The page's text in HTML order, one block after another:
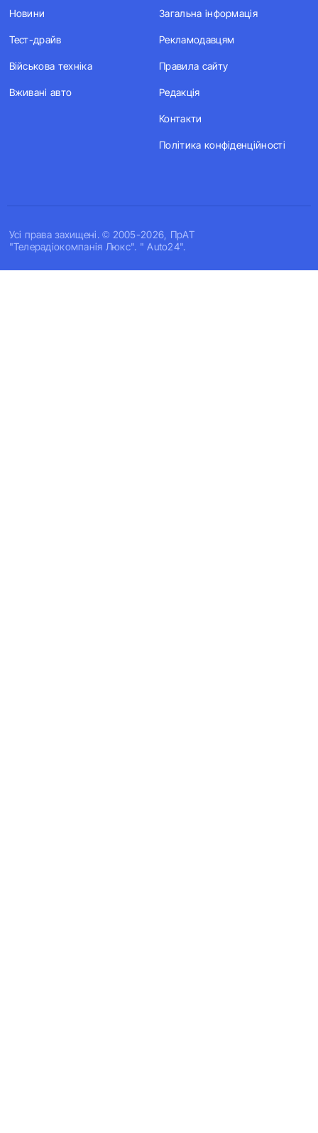
Усi права захищенi. © 2005-2026, ПрАТ
"Телерадіокомпанія Люкс". " Auto24".
Новини
Тест-драйв
Військова техніка
Вживані авто
Загальна інформація
Рекламодавцям
Правила сайту
Редакція
Контакти
Політика конфіденційності